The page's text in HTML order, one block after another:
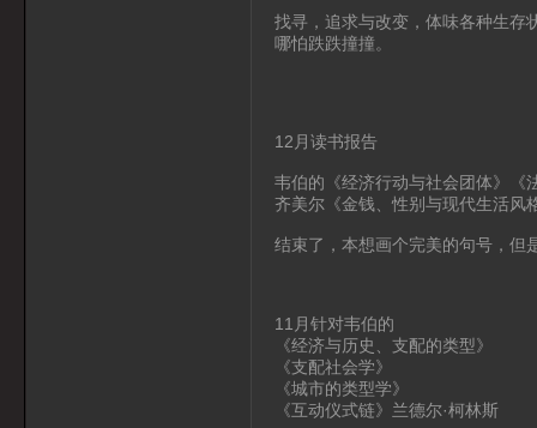
找寻，追求与改变，体味各种生存
哪怕跌跌撞撞。
12月读书报告
韦伯的《经济行动与社会团体》《
齐美尔《金钱、性别与现代生活风
结束了，本想画个完美的句号，但
11月针对韦伯的
《经济与历史、支配的类型》
《支配社会学》
《城市的类型学》
《互动仪式链》兰德尔·柯林斯